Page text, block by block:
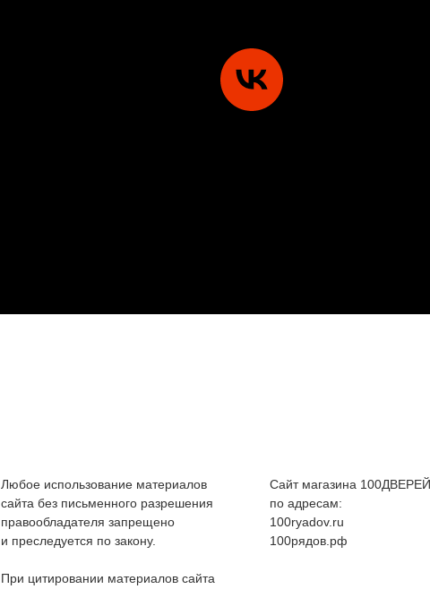
Любое использование материалов
сайта без письменного разрешения
правообладателя запрещено
и преследуется по закону.
При цитировании материалов сайта
Сайт магазина
по адресам:
100ryadov.ru
100рядов.рф